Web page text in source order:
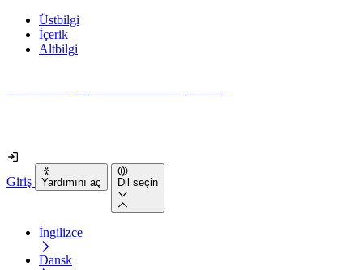
Üstbilgi
İçerik
Altbilgi
Giriş Yardımını aç Dil seçin
İngilizce
Dansk